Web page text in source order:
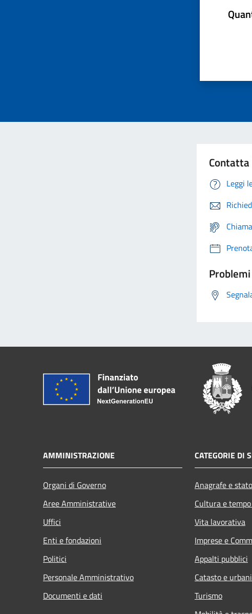
Leggi
AMMINISTRAZIONE
Organi di Governo
Aree Amministrative
Uffici
Enti e fondazioni
Politici
Personale Amministrativo
Documenti e dati
CATEGORIE DI
Anagrafe e
Cultura e
Vita lavorativa
Imprese e
Appalti pubblici
Catasto e
Turismo